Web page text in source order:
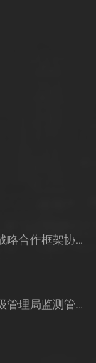
西南大学与智慧宫集团签署战略合作框架协议
毛里塔尼亚国家新闻视听高级管理局监测管控司司长穆罕默德·哈桑·埃萨利姆一行莅临智慧宫调研